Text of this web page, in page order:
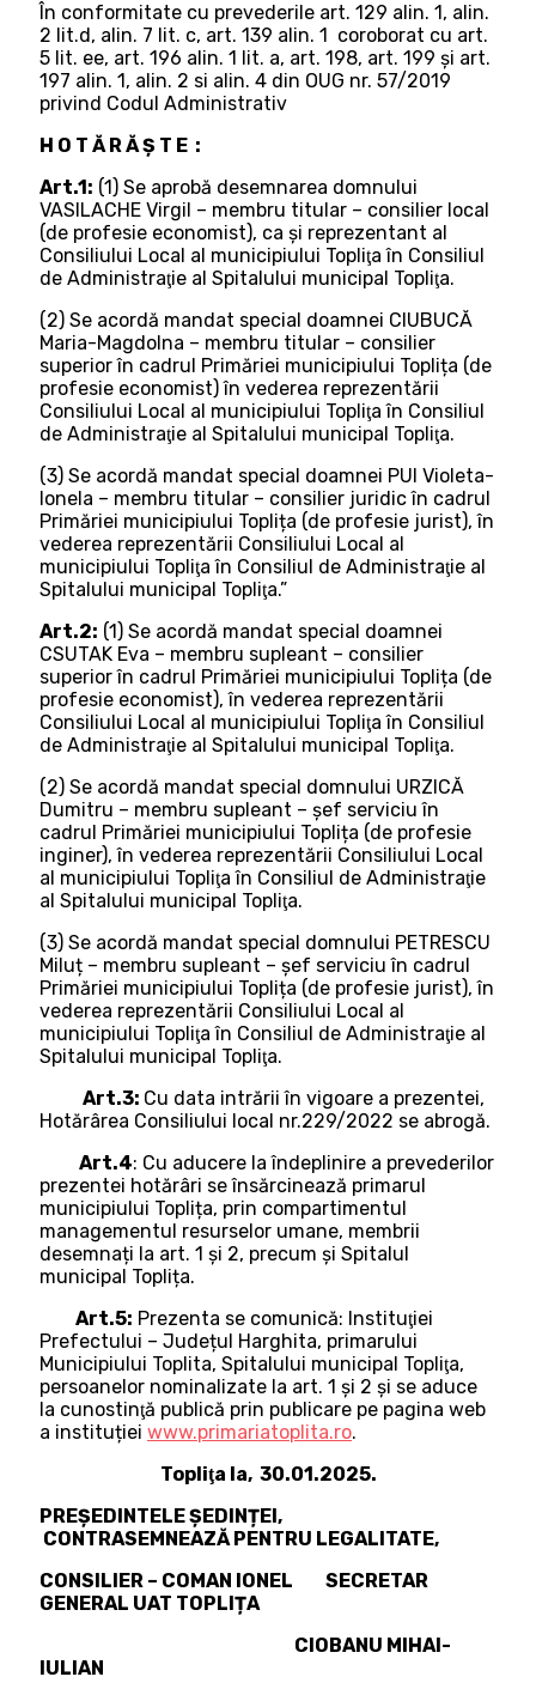
În conformitate cu prevederile art. 129 alin. 1, alin.
2 lit.d, alin. 7 lit. c, art. 139 alin. 1 coroborat cu art.
5 lit. ee, art. 196 alin. 1 lit. a, art. 198, art. 199 și art.
197 alin. 1, alin. 2 si alin. 4 din OUG nr. 57/2019
privind Codul Administrativ
H O T Ă R Ă Ș T E :
Art.1: (1) Se aprobă desemnarea domnului
VASILACHE Virgil – membru titular – consilier local
(de profesie economist), ca și reprezentant al
Consiliului Local al municipiului Topliţa în Consiliul
de Administraţie al Spitalului municipal Topliţa.
(2) Se acordă mandat special doamnei CIUBUCĂ
Maria-Magdolna – membru titular – consilier
superior în cadrul Primăriei municipiului Toplița (de
profesie economist) în vederea reprezentării
Consiliului Local al municipiului Topliţa în Consiliul
de Administraţie al Spitalului municipal Topliţa.
(3) Se acordă mandat special doamnei PUI Violeta-
Ionela – membru titular – consilier juridic în cadrul
Primăriei municipiului Toplița (de profesie jurist), în
vederea reprezentării Consiliului Local al
municipiului Topliţa în Consiliul de Administraţie al
Spitalului municipal Topliţa.”
Art.2: (1) Se acordă mandat special doamnei
CSUTAK Eva – membru supleant – consilier
superior în cadrul Primăriei municipiului Toplița (de
profesie economist), în vederea reprezentării
Consiliului Local al municipiului Topliţa în Consiliul
de Administraţie al Spitalului municipal Topliţa.
(2) Se acordă mandat special domnului URZICĂ
Dumitru – membru supleant – șef serviciu în
cadrul Primăriei municipiului Toplița (de profesie
inginer), în vederea reprezentării Consiliului Local
al municipiului Topliţa în Consiliul de Administraţie
al Spitalului municipal Topliţa.
(3) Se acordă mandat special domnului PETRESCU
Miluț – membru supleant – șef serviciu în cadrul
Primăriei municipiului Toplița (de profesie jurist), în
vederea reprezentării Consiliului Local al
municipiului Topliţa în Consiliul de Administraţie al
Spitalului municipal Topliţa.
Art.3: Cu data intrării în vigoare a prezentei,
Hotărârea Consiliului local nr.229/2022 se abrogă.
Art.4: Cu aducere la îndeplinire a prevederilor
prezentei hotărâri se însărcinează primarul
municipiului Toplița, prin compartimentul
managementul resurselor umane, membrii
desemnați la art. 1 și 2, precum şi Spitalul
municipal Toplița.
Art.5: Prezenta se comunică: Instituţiei
Prefectului – Județul Harghita, primarului
Municipiului Toplita, Spitalului municipal Topliţa,
persoanelor nominalizate la art. 1 și 2 şi se aduce
la cunostinţă publică prin publicare pe pagina web
a instituției www.primariatoplita.ro.
Topliţa la, 30.01.2025.
PREȘEDINTELE ȘEDINȚEI,
CONTRASEMNEAZĂ PENTRU LEGALITATE,
CONSILIER – COMAN IONEL SECRETAR
GENERAL UAT TOPLIȚA
CIOBANU MIHAI-
IULIAN